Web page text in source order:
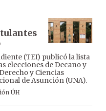
(TEI) publicó la lista
elecciones de Decano y
y Ciencias
de Asunción (UNA).
ÚH